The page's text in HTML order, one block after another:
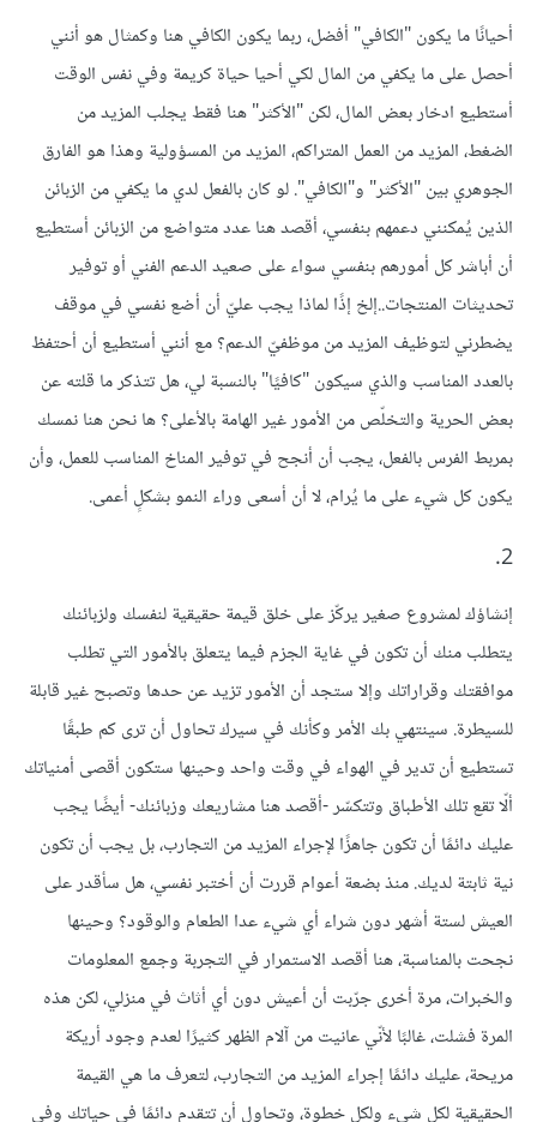
أحيانًا ما يكون "الكافي" أفضل، ربما يكون الكافي هنا وكمثال هو أنني
أحصل على ما يكفي من المال لكي أحيا حياة كريمة وفي نفس الوقت
أستطيع ادخار بعض المال، لكن "الأكثر" هنا فقط يجلب المزيد من
الضغط، المزيد من العمل المتراكم، المزيد من المسؤولية وهذا هو الفارق
الجوهري بين "الأكثر" و"الكافي". لو كان بالفعل لدي ما يكفي من الزبائن
الذين يُمكنني دعمهم بنفسي، أقصد هنا عدد متواضع من الزبائن أستطيع
أن أباشر كل أمورهم بنفسي سواء على صعيد الدعم الفني أو توفير
تحديثات المنتجات..إلخ إذًا لماذا يجب عليّ أن أضع نفسي في موقف
يضطرني لتوظيف المزيد من موظفيّ الدعم؟ مع أنني أستطيع أن أحتفظ
بالعدد المناسب والذي سيكون "كافيًا" بالنسبة لي، هل تتذكر ما قلته عن
بعض الحرية والتخلّص من الأمور غير الهامة بالأعلى؟ ها نحن هنا نمسك
بمربط الفرس بالفعل، يجب أن أنجح في توفير المناخ المناسب للعمل، وأن
يكون كل شيء على ما يُرام، لا أن أسعى وراء النمو بشكلٍ أعمى.
2.
إنشاؤك لمشروع صغير يركّز على خلق قيمة حقيقية لنفسك ولزبائنك
يتطلب منك أن تكون في غاية الجزم فيما يتعلق بالأمور التي تطلب
موافقتك وقراراتك وإلا ستجد أن الأمور تزيد عن حدها وتصبح غير قابلة
للسيطرة. سينتهي بك الأمر وكأنك في سيرك تحاول أن ترى كم طبقًا
تستطيع أن تدير في الهواء في وقت واحد وحينها ستكون أقصى أمنياتك
ألّا تقع تلك الأطباق وتتكسّر -أقصد هنا مشاريعك وزبائنك- أيضًا يجب
عليك دائمًا أن تكون جاهزًا لإجراء المزيد من التجارب، بل يجب أن تكون
نية ثابتة لديك. منذ بضعة أعوام قررت أن أختبر نفسي، هل سأقدر على
العيش لستة أشهر دون شراء أي شيء عدا الطعام والوقود؟ وحينها
نجحت بالمناسبة، هنا أقصد الاستمرار في التجربة وجمع المعلومات
والخبرات، مرة أخرى جرّبت أن أعيش دون أي أثاث في منزلي، لكن هذه
المرة فشلت، غالبًا لأنّي عانيت من آلام الظهر كثيرًا لعدم وجود أريكة
مريحة، عليك دائمًا إجراء المزيد من التجارب، لتعرف ما هي القيمة
الحقيقية لكل شيء ولكل خطوة، وتحاول أن تتقدم دائمًا في حياتك وفي